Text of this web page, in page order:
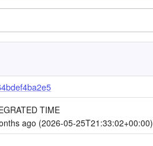
TIME
ago (2026-05-25T21:33:02+00:00)